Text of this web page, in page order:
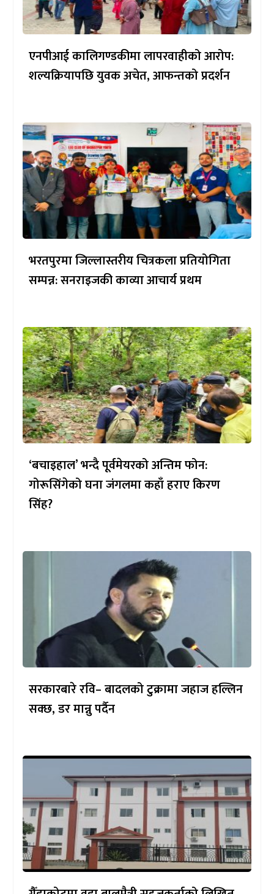
एनपीआई कालिगण्डकीमा लापरवाहीको आरोप:
शल्यक्रियापछि युवक अचेत, आफन्तको प्रदर्शन
भरतपुरमा जिल्लास्तरीय चित्रकला प्रतियोगिता
सम्पन्न: सनराइजकी काव्या आचार्य प्रथम
‘बचाइहाल’ भन्दै पूर्वमेयरको अन्तिम फोन:
गोरूसिंगेको घना जंगलमा कहाँ हराए किरण
सिंह?
सरकारबारे रवि– बादलको टुक्रामा जहाज हल्लिन
सक्छ, डर मान्नु पर्दैन